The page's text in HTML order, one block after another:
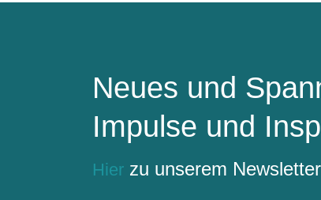
Neues und
Impulse und
Hier zu unserem